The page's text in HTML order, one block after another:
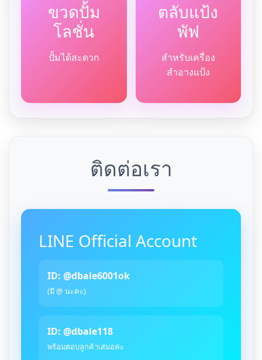
ขวดปั้ม
โลชั่น
ปั้มได้สะดวก
ตลับแป้ง
พัฟ
สำหรับเครื่อง
สำอางแป้ง
ติดต่อเรา
LINE Official Account
ID: @dbale6001ok
(มี @ นะคะ)
ID: @dbale118
พร้อมตอบลูกค้าเสมอค่ะ